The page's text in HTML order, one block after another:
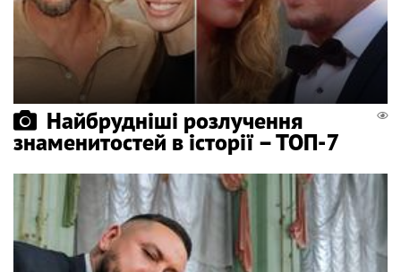
Найбрудніші розлучення
знаменитостей в історії – ТОП-7